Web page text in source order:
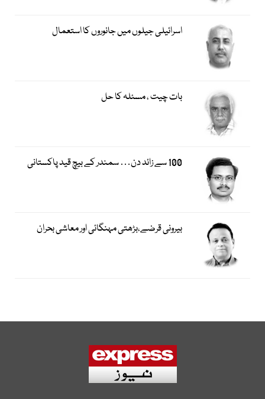
اسرائیلی جیلوں میں جانوروں کا استعمال
بات چیت ، مسئلہ کا حل
100 سے زائد دن… سمندر کے بیچ قید پاکستانی
بیرونی قرضے،بڑھتی مہنگائی اور معاشی بحران